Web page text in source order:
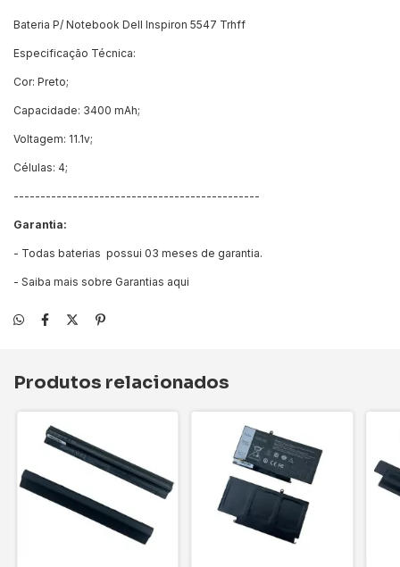
Bateria P/ Notebook Dell Inspiron 5547 Trhff
Especificação Técnica:
Cor: Preto;
Capacidade: 3400 mAh;
Voltagem: 11.1v;
Células: 4;
----------------------------------------------
Garantia:
- Todas baterias possui 03 meses de garantia.
- Saiba mais sobre Garantias aqui
Produtos relacionados